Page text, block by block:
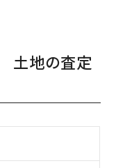
土地の査定